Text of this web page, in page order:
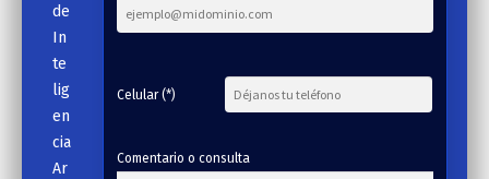
de
In
te
lig
en
cia
Ar
Celular (*)
Comentario o consulta